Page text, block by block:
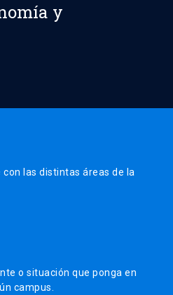
y
las distintas áreas de la
o situación que ponga en
campus.